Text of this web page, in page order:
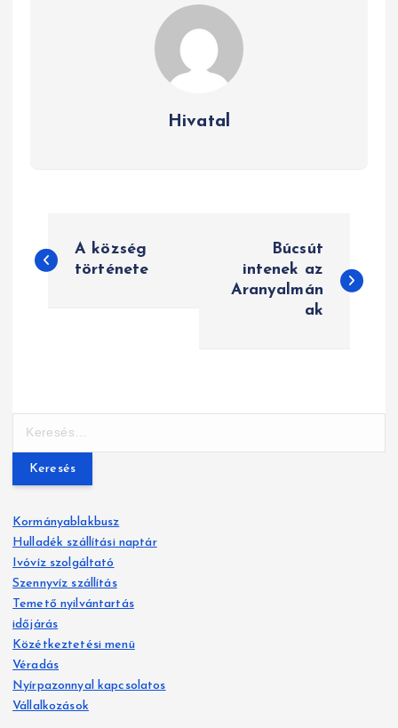
Hivatal
e
y
z
é
s
n
a
v
i
g
A község
története
Búcsút
intenek az
Aranyalmán
ak
e
é
s
:
Kormányablakbusz
Hulladék szállítási naptár
Ivóvíz szolgáltató
Szennyvíz szállítás
Temető nyilvántartás
időjárás
Közétkeztetési menü
Véradás
Nyírpazonnyal kapcsolatos
Vállalkozások